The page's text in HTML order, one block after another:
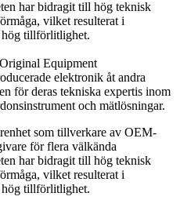
har bidragit till hög teknisk
vilket resulterat i
hög tillförlitlighet.
Equipment
elektronik åt andra
för deras tekniska expertis inom
och mätlösningar.
som tillverkare av OEM-
för flera välkända
har bidragit till hög teknisk
vilket resulterat i
hög tillförlitlighet.